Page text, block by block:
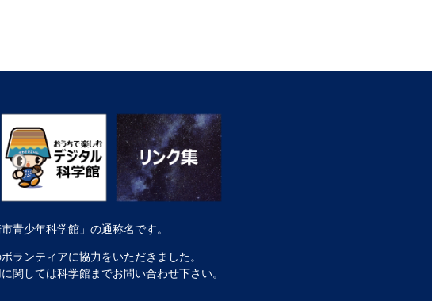
青少年科学館」の通称名です。
ランティアに協力をいただきました。
関しては科学館までお問い合わせ下さい。